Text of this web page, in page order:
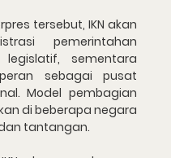
tersebut, IKN akan
pemerintahan
sementara
sebagai pusat
Model pembagian
di beberapa negara
tantangan.